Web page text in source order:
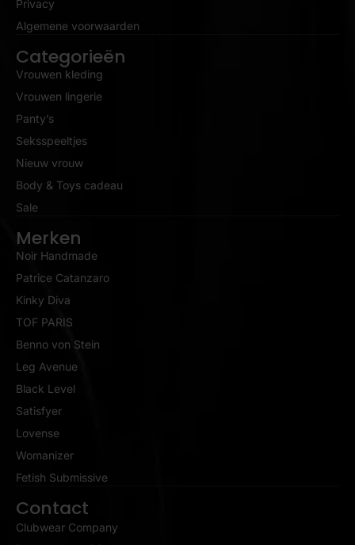
Privacy
Algemene voorwaarden
Categorieën
Vrouwen kleding
Vrouwen lingerie
Panty’s
Seksspeeltjes
Nieuw vrouw
Body & Toys cadeau
Sale
Merken
Noir Handmade
Patrice Catanzaro
Kinky Diva
TOF PARIS
Benno von Stein
Leg Avenue
Black Level
Satisfyer
Lovense
Womanizer
Fetish Submissive
Contact
Clubwear Company